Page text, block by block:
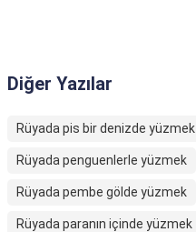
Diğer Yazılar
Rüyada pis bir denizde yüzmek
Rüyada penguenlerle yüzmek
Rüyada pembe gölde yüzmek
Rüyada paranın içinde yüzmek